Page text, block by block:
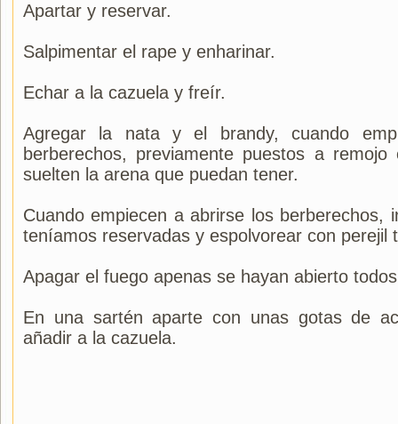
Apartar y reservar.
Salpimentar el rape y enharinar.
Echar a la cazuela y freír.
Agregar la nata y el brandy, cuando
berberechos, previamente puestos a
suelten la arena que puedan tener.
Cuando empiecen a abrirse los berberechos,
teníamos reservadas y espolvorear con perejil
Apagar el fuego apenas se hayan abierto
En una sartén aparte con unas gotas de
añadir a la cazuela.